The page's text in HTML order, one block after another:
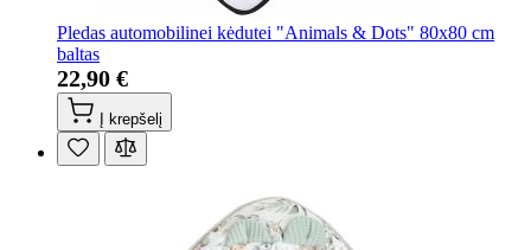
Pledas automobilinei kėdutei "Animals & Dots" 80x80 cm
baltas
22,90 €
Į krepšelį